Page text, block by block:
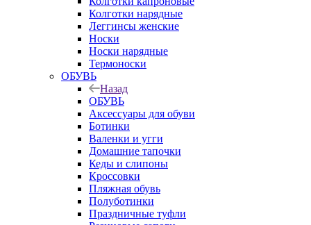
Колготки нарядные
Леггинсы женские
Носки
Носки нарядные
Термоноски
ОБУВЬ
Назад
ОБУВЬ
Аксессуары для обуви
Ботинки
Валенки и угги
Домашние тапочки
Кеды и слипоны
Кроссовки
Пляжная обувь
Полуботинки
Праздничные туфли